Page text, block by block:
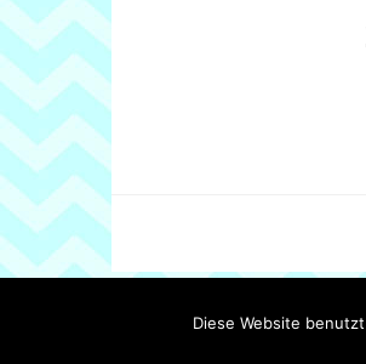
Diese Website